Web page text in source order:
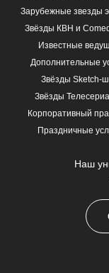
Зарубежные звезды
Звёзды КВН и
Известные
Дополнительные
Звёзды Sketch-
Звёзды
Корпоративный
Праздничные
Наш